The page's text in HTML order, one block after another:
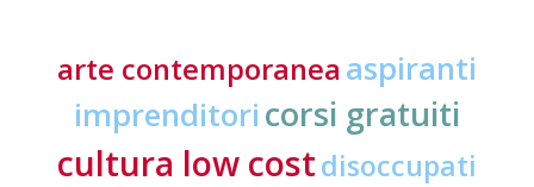
arte contemporanea aspiranti
imprenditori corsi gratuiti
cultura low costdisoccupati